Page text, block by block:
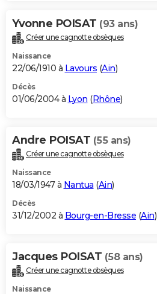
Yvonne POISAT (93 ans)
Créer une cagnotte obsèques
Naissance
22/06/1910 à Lavours (Ain)
Décès
01/06/2004 à Lyon (Rhône)
Andre POISAT (55 ans)
Créer une cagnotte obsèques
Naissance
18/03/1947 à Nantua (Ain)
Décès
31/12/2002 à Bourg-en-Bresse (Ain)
Jacques POISAT (58 ans)
Créer une cagnotte obsèques
Naissance